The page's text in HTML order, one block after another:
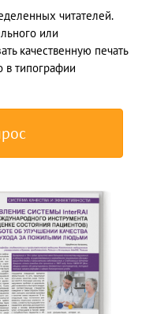
читателей.
или
качественную печать
в типографии